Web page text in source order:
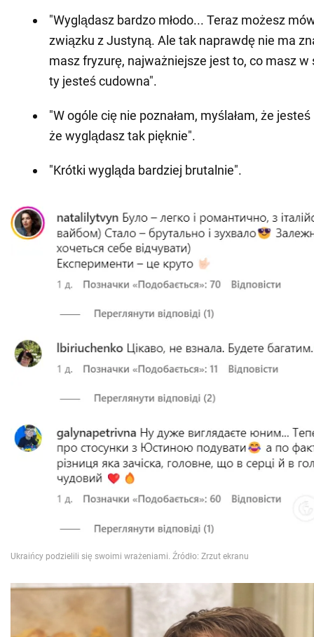
"Wyglądasz bardzo młodo... Teraz możesz
związku z Justyną. Ale tak naprawdę nie ma
masz fryzurę, najważniejsze jest to, co masz w
ty jesteś cudowna".
"W ogóle cię nie poznałam, myślałam, że
że wyglądasz tak pięknie".
"Krótki wygląda bardziej brutalnie".